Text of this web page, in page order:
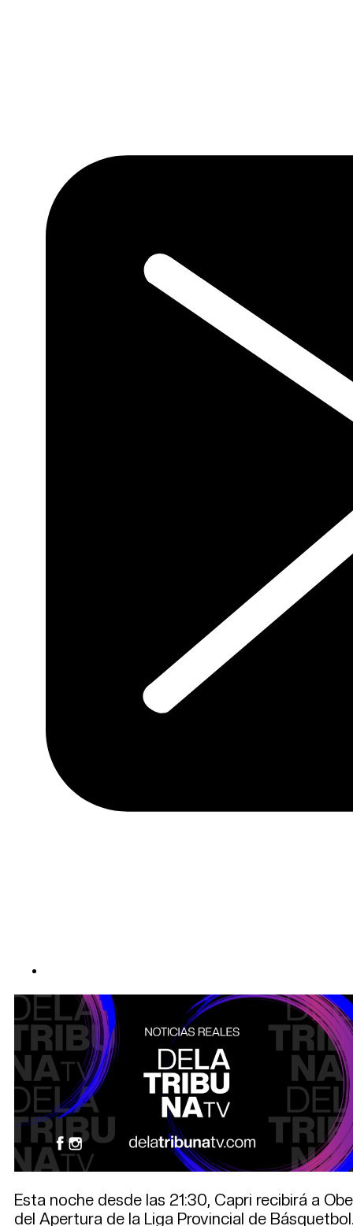
Esta noche desde las 21:30, Capri recibirá a
del Apertura de la Liga Provincial de